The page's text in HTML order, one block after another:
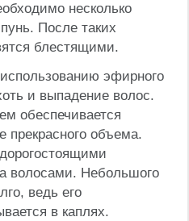
несколько
После таких
блестящими.
эфирного
и выпадение волос.
обеспечивается
прекрасного объема.
волосами. Небольшого
ведь его
в каплях.